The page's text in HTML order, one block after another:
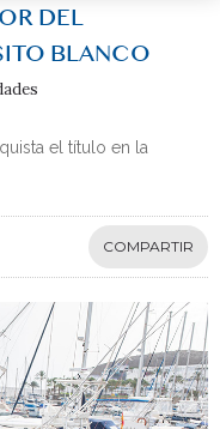
DEL
BLANCO
el título en la
COMPARTIR